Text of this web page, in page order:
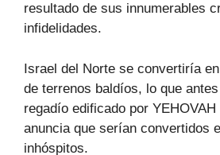
resultado de sus innumerables
infidelidades.
Israel del Norte se convertiría
de terrenos baldíos, lo que
regadío edificado por
anuncia que serían convertidos
inhóspitos.